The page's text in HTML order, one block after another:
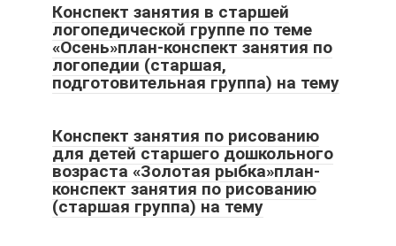
Конспект занятия в старшей
логопедической группе по теме
«Осень»план-конспект занятия по
логопедии (старшая,
подготовительная группа) на тему
Конспект занятия по рисованию
для детей старшего дошкольного
возраста «Золотая рыбка»план-
конспект занятия по рисованию
(старшая группа) на тему